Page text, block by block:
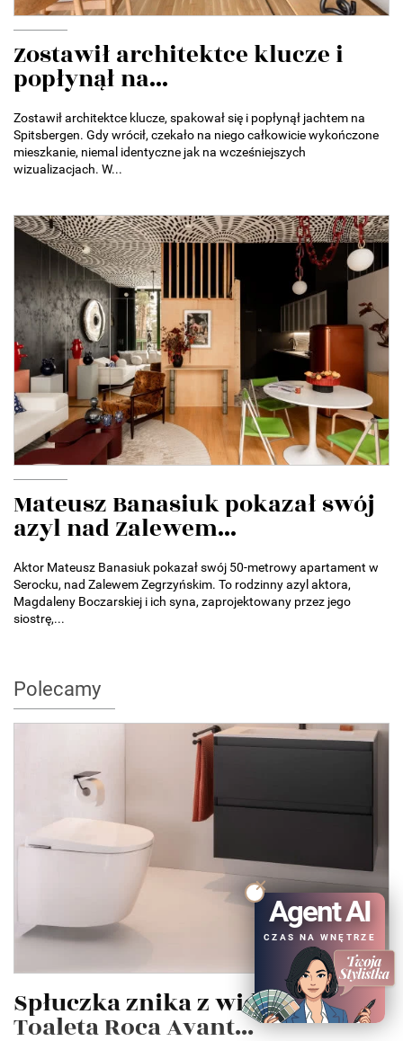
Zostawił architektce klucze i
popłynął na...
Zostawił architektce klucze, spakował się i popłynął jachtem na
Spitsbergen. Gdy wrócił, czekało na niego całkowicie wykończone
mieszkanie, niemal identyczne jak na wcześniejszych
wizualizacjach. W...
Mateusz Banasiuk pokazał swój
azyl nad Zalewem...
Aktor Mateusz Banasiuk pokazał swój 50-metrowy apartament w
Serocku, nad Zalewem Zegrzyńskim. To rodzinny azyl aktora,
Magdaleny Boczarskiej i ich syna, zaprojektowany przez jego
siostrę,...
Polecamy
Spłuczka znika z widoku.
Toaleta Roca Avant...
Agent AI
CZAS NA WNĘTRZE